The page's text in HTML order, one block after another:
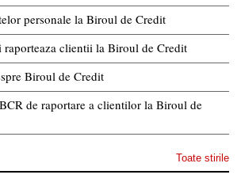
personale la Biroul de Credit
clientii la Biroul de Credit
Biroul de Credit
de raportare a clientilor la Biroul de
Toate stirile